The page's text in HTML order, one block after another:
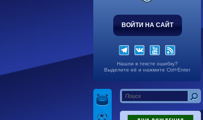
ВОЙТИ НА САЙТ
Нашли в тексте ошибку?
Выделите её и нажмите Ctrl+Enter